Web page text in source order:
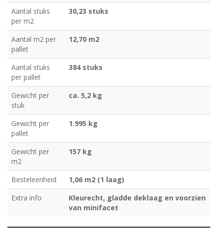
Aantal stuks
per m2
30,23 stuks
Aantal m2 per
pallet
12,70 m2
Aantal stuks
per pallet
384 stuks
Gewicht per
stuk
ca. 5,2 kg
Gewicht per
pallet
1.995 kg
Gewicht per
m2
157 kg
Besteleenheid
1,06 m2 (1 laag)
Extra info
Kleurecht, gladde deklaag en voorzien
van minifacet